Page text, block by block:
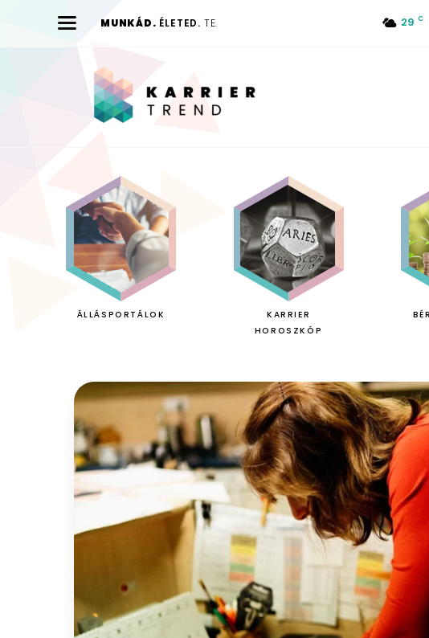
MUNKÁD. ÉLETED. TE. 29 C
ÁLLÁSPORTÁLOK
KARRIER
HOROSZKÓP